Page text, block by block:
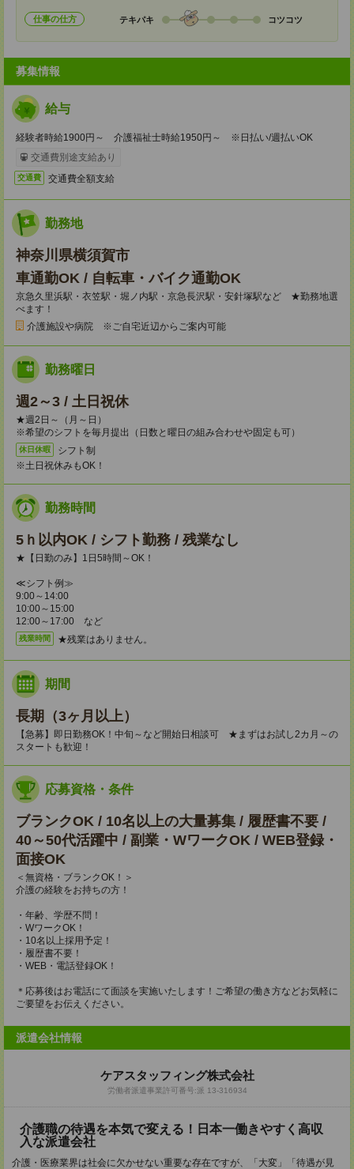
仕事の仕方 テキパキ コツコツ
募集情報
給与
経験者時給1900円～ 介護福祉士時給1950円～ ※日払い/週払いOK
交通費別途支給あり
交通費 交通費全額支給
勤務地
神奈川県横須賀市
車通勤OK / 自転車・バイク通勤OK
京急久里浜駅・衣笠駅・堀ノ内駅・京急長沢駅・安針塚駅など ★勤務地選
べます！
介護施設や病院 ※ご自宅近辺からご案内可能
勤務曜日
週2～3 / 土日祝休
★週2日～（月～日）
※希望のシフトを毎月提出（日数と曜日の組み合わせや固定も可）
休日休暇
シフト制
※土日祝休みもOK！
勤務時間
5ｈ以内OK / シフト勤務 / 残業なし
★【日勤のみ】1日5時間～OK！
≪シフト例≫
9:00～14:00
10:00～15:00
12:00～17:00 など
残業時間 ★残業はありません。
期間
長期（3ヶ月以上）
【急募】即日勤務OK！中旬～など開始日相談可 ★まずはお試し2カ月～の
スタートも歓迎！
応募資格・条件
ブランクOK / 10名以上の大量募集 / 履歴書不要 /
40～50代活躍中 / 副業・WワークOK / WEB登録・
面接OK
＜無資格・ブランクOK！＞
介護の経験をお持ちの方！
・年齢、学歴不問！
・WワークOK！
・10名以上採用予定！
・履歴書不要！
・WEB・電話登録OK！
＊応募後はお電話にて面談を実施いたします！ご希望の働き方などお気軽に
ご要望をお伝えください。
派遣会社情報
ケアスタッフィング株式会社
労働者派遣事業許可番号:派 13-316934
介護職の待遇を本気で変える！日本一働きやすく高収
入な派遣会社
介護・医療業界は社会に欠かせない重要な存在ですが、「大変」「待遇が見